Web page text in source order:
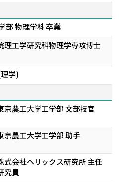
部 物理学科 卒業
理工学研究科物理学専攻博士
学)
京農工大学工学部 文部技官
京農工大学工学部 助手
式会社ヘリックス研究所 主任
究員